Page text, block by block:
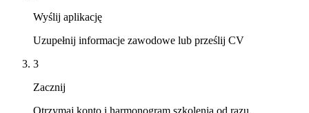
Wyślij aplikację
Uzupełnij informacje zawodowe lub prześlij CV
3
Zacznij
Otrzymaj konto i harmonogram szkolenia od razu.